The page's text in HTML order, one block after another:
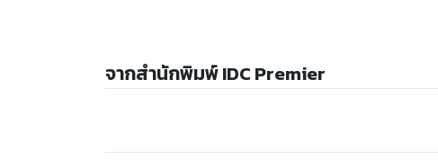
จากสำนักพิมพ์ IDC Premier